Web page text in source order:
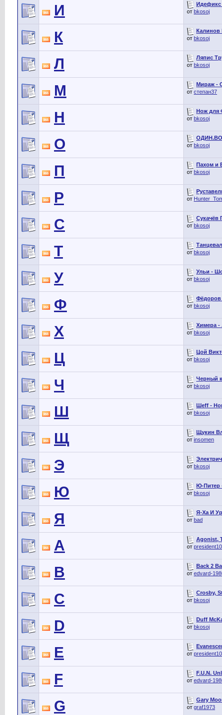
И
Идефикс
от bkosoj
К
Калинов
от bkosoj
Л
Ляпис
от bkosoj
М
Мираж -
от степан37
Н
Нож для
от bkosoj
О
от bkosoj
П
Пахом и
от bkosoj
Р
от
С
Сукачёв
от bkosoj
Т
от bkosoj
У
Ульи -
от bkosoj
Ф
Фёдоров
от bkosoj
Х
Химера -
от bkosoj
Ц
Цой
от bkosoj
Ч
Черный
от bkosoj
Ш
Шеff -
от bkosoj
Щ
Щукин
от insomen
Э
от bkosoj
Ю
Ю-Питер
от bkosoj
Я
Я-Ха И
от bad
A
Agonist,
от
B
Back 2
от edvard-
C
Crosby,
от bkosoj
D
Duff
от bkosoj
E
от
F
F.U.N.
от edvard-
G
Gary
от graf1973